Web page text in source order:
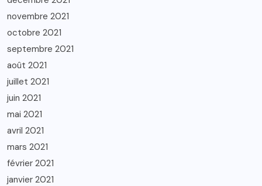
novembre 2021
octobre 2021
septembre 2021
août 2021
juillet 2021
juin 2021
mai 2021
avril 2021
mars 2021
février 2021
janvier 2021